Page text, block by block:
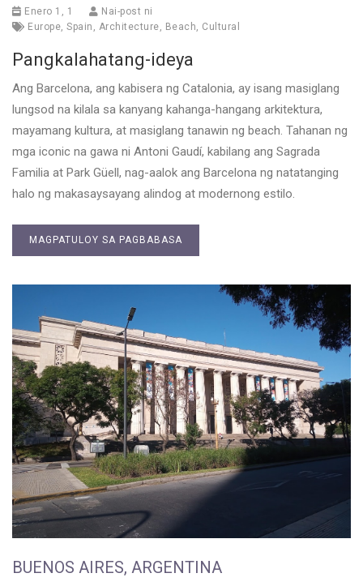
Enero 1, 1
Nai-post ni
Europe Spain Architecture Beach Cultural
Pangkalahatang-ideya
Ang Barcelona, ang kabisera ng Catalonia, ay isang masiglang
lungsod na kilala sa kanyang kahanga-hangang arkitektura,
mayamang kultura, at masiglang tanawin ng beach. Tahanan ng
mga iconic na gawa ni Antoni Gaudí, kabilang ang Sagrada
Familia at Park Güell, nag-aalok ang Barcelona ng natatanging
halo ng makasaysayang alindog at modernong estilo.
MAGPATULOY SA PAGBABASA
BUENOS AIRES, ARGENTINA